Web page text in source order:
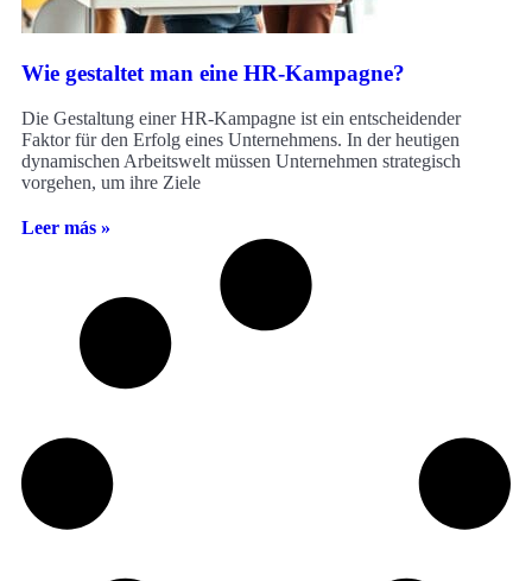
Wie gestaltet man eine HR-Kampagne?
Die Gestaltung einer HR-Kampagne ist ein entscheidender
Faktor für den Erfolg eines Unternehmens. In der heutigen
dynamischen Arbeitswelt müssen Unternehmen strategisch
vorgehen, um ihre Ziele
Leer más »